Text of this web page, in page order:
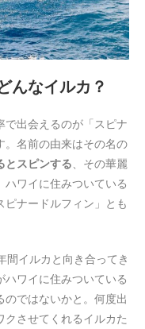
んなイルカ？
で出会えるのが「スピナ
。名前の由来はその名の
とスピンする、その華麗
ワイに住みついている
ナードルフィン」とも
間イルカと向き合ってき
ワイに住みついている
のではないかと。何度出
させてくれるイルカた